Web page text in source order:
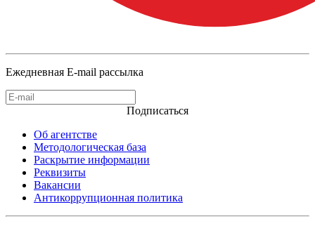
Ежедневная E-mail рассылка
Подписаться
Об агентстве
Методологическая база
Раскрытие информации
Реквизиты
Вакансии
Антикоррупционная политика